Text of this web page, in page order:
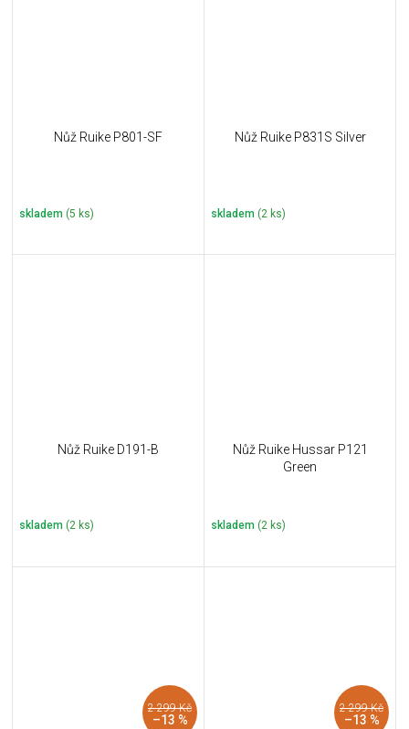
Nůž Ruike P801-SF
skladem (5 ks)
Nůž Ruike P831S Silver
skladem (2 ks)
Nůž Ruike D191-B
skladem (2 ks)
Nůž Ruike Hussar P121
Green
skladem (2 ks)
2 299 Kč
–13 %
2 299 Kč
–13 %